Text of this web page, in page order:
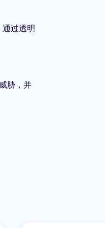
通过透明
胁，并